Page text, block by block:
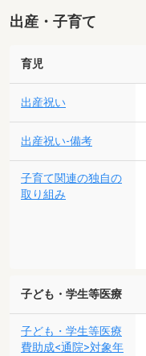
出産・子育て
育児
出産祝い
出産祝い-備考
子育て関連の独自の
取り組み
子ども・学生等医療
子ども・学生等医療
費助成<通院>対象年